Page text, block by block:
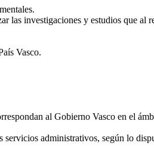
investigaciones y estudios que al
Vasco.
al Gobierno Vasco en el
administrativos, según lo